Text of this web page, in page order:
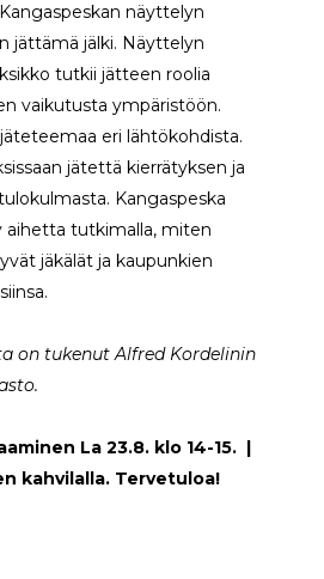
näyttelyn
jättämä jälki. Näyttelyn
tutkii jätteen roolia
vaikutusta ympäristöön.
eri lähtökohdista.
jätettä kierrätyksen ja
Kangaspeska
aihetta tutkimalla, miten
jäkälät ja kaupunkien
on tukenut Alfred Kordelinin
La 23.8. klo 14-15. |
kahvilalla. Tervetuloa!